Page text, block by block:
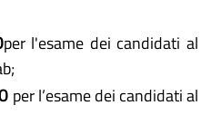
per l'esame dei candidati al
per l’esame dei candidati al